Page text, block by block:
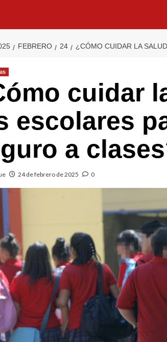
FEBRERO 24 ¿CÓMO CUIDAR LA
cuidar
escolares
a
24 de febrero de 2025 0